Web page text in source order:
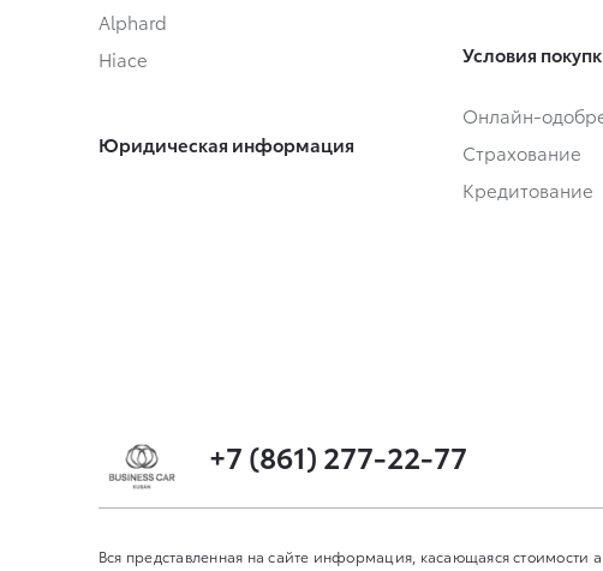
Alphard
Hiace
Юридическая информация
Условия
Онлайн-
Страхование
Кредитование
+7 (861) 277-22-77
Вся представленная на сайте информация, касающаяся